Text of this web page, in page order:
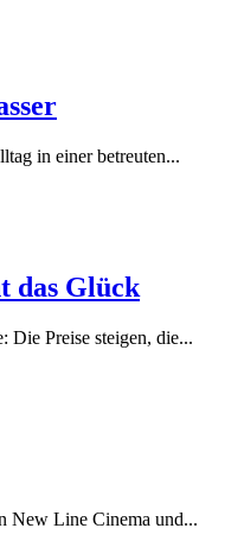
in einer betreuten...
das Glück
Die Preise steigen, die...
New Line Cinema und...